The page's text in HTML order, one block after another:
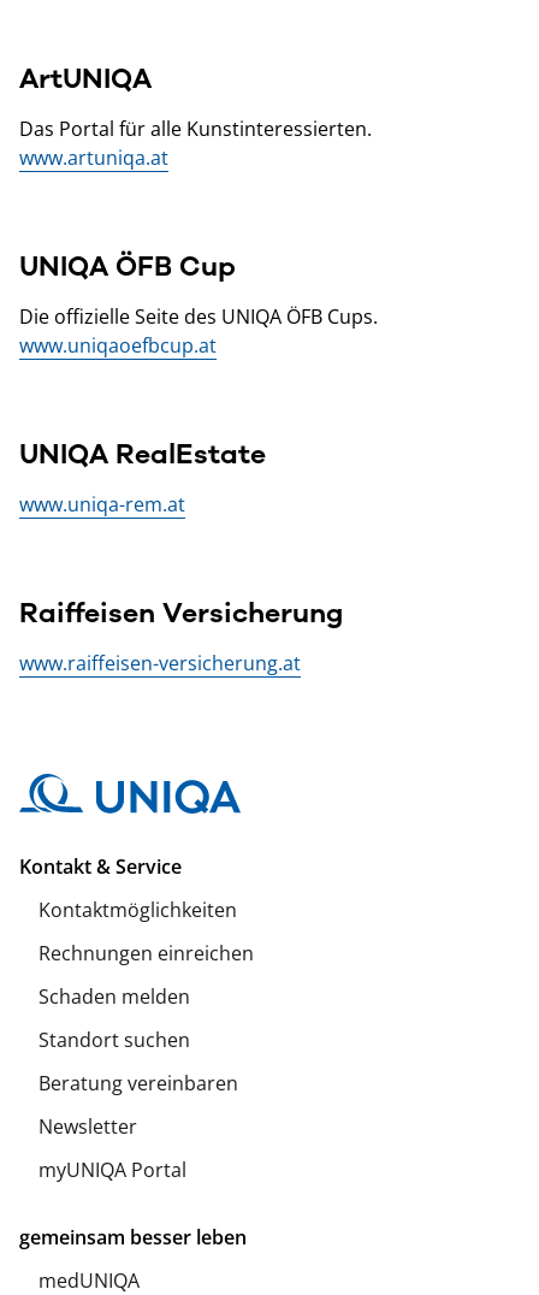
ArtUNIQA
Das Portal für alle Kunstinteressierten.
www.artuniqa.at
UNIQA ÖFB Cup
Die offizielle Seite des UNIQA ÖFB Cups.
www.uniqaoefbcup.at
UNIQA RealEstate
www.uniqa-rem.at
Raiffeisen Versicherung
www.raiffeisen-versicherung.at
Kontakt & Service
Kontaktmöglichkeiten
Rechnungen einreichen
Schaden melden
Standort suchen
Beratung vereinbaren
Newsletter
myUNIQA Portal
gemeinsam besser leben
medUNIQA